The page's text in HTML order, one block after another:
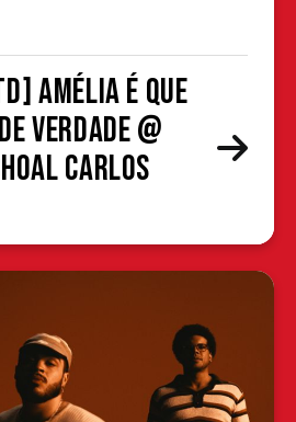
Amélia é que
verdade @
Carlos